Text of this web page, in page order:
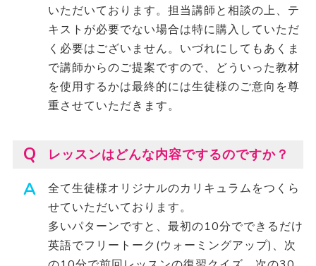
いただいております。担当講師と相談の上、テ
キストが必要でない場合は特に購入していただ
く必要はございません。いづれにしてもあくま
で講師からのご提案ですので、どういった教材
を使用するかは最終的には生徒様のご意向を尊
重させていただきます。
レッスンはどんな内容でするのですか？
全て生徒様オリジナルのカリキュラムをつくら
せていただいております。
多いパターンですと、最初の10分でできるだけ
英語でフリートーク(ウォーミングアップ)、次